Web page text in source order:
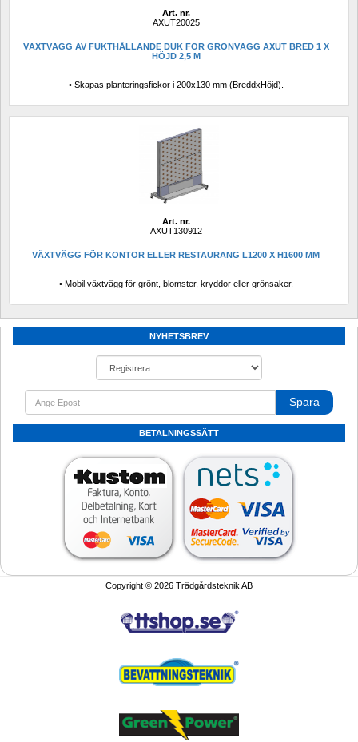
Art. nr.
AXUT20025
VÄXTVÄGG AV FUKTHÅLLANDE DUK FÖR GRÖNVÄGG AXUT BRED 1 X
HÖJD 2,5 M
• Skapas planteringsfickor i 200x130 mm (BreddxHöjd).
Art. nr.
AXUT130912
VÄXTVÄGG FÖR KONTOR ELLER RESTAURANG L1200 X H1600 MM
• Mobil växtvägg för grönt, blomster, kryddor eller grönsaker.
NYHETSBREV
Spara
BETALNINGSSÄTT
Copyright © 2026 Trädgårdsteknik AB